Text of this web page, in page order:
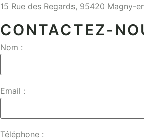
15 Rue des Regards, 95420 Magny-
CONTACTEZ-
Nom :
Email :
Téléphone :